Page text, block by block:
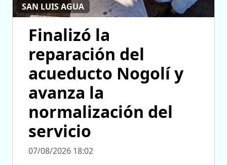
SAN LUIS AGUA
Finalizó la
reparación del
acueducto Nogolí y
avanza la
normalización del
servicio
07/08/2026 18:02